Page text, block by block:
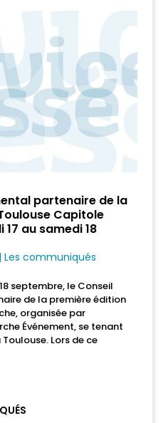
partenaire de la
Capitole
au samedi 18
| Les communiqués
septembre, le Conseil
de la première édition
organisée par
Événement, se tenant
Lors de ce